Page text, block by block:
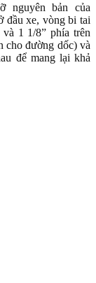
nguyên bản của
đầu xe, vòng bi tai
1 1/8” phía trên
cho đường dốc) và
để mang lại khả